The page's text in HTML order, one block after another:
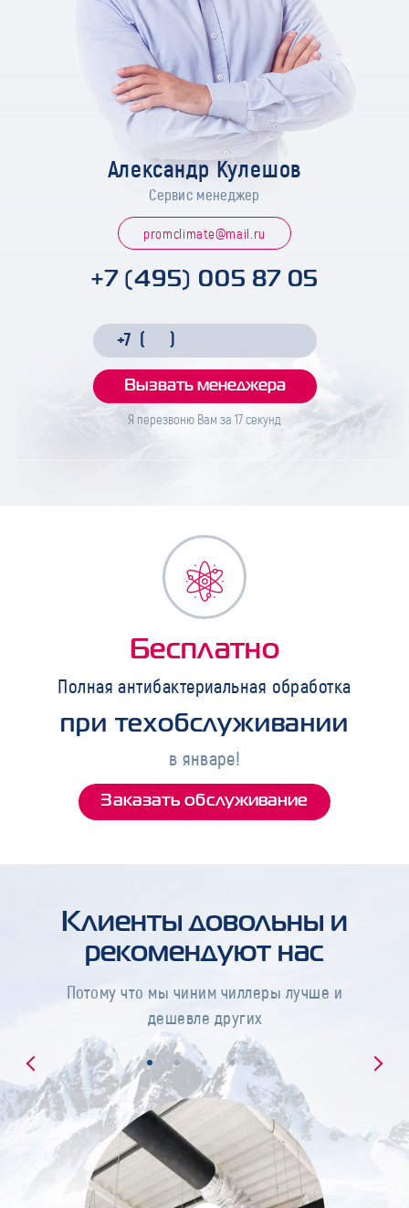
Александр Кулешов
Сервис менеджер
promclimate@mail.ru
+7 (495) 005 87 05
Я перезвоню Вам за 17секунд
Бесплатно
Полная антибактериальная обработка
при техобслуживании
в январе!
Заказать обслуживание
Клиенты довольны и
рекомендуют нас
Потому что мы чиним чиллеры лучше и
дешевле других